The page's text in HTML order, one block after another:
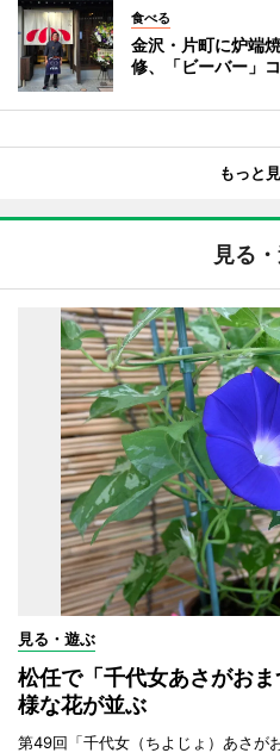
食べる
金沢・片町に炉端
修、「ビーバー」
もっと
見る
見る・遊ぶ
松任で「千代女あさがお
様な花が並ぶ
第49回「千代女（ちよじょ）あさが